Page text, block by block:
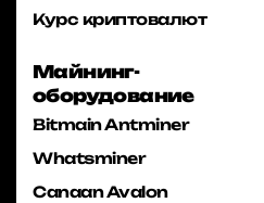
Курс криптовалют
Майнинг-
оборудование
Bitmain Antminer
Whatsminer
Canaan Avalon